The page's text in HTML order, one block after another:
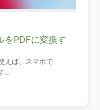
をPDFに変換す
えば、スマホで
…